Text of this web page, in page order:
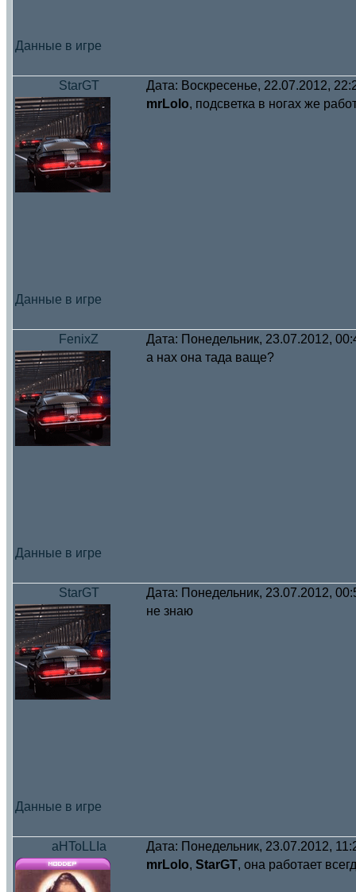
Данные в игре
StarGT Дата: Воскресенье, 22.07.2012,
Данные в игре
mrLolo, подсветка в ногах же
FenixZ Дата: Понедельник, 23.07.2012,
Данные в игре
а нах она тада ваще?
StarGT Дата: Понедельник, 23.07.2012,
Данные в игре
не знаю
aHToLLIa
Дата: Понедельник, 23.07.2012,
mrLolo, StarGT, она работает